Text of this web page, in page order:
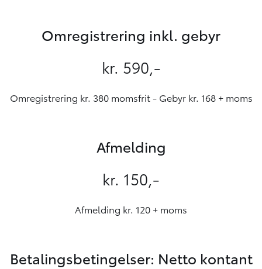
Omregistrering inkl. gebyr
kr. 590,-
Omregistrering kr. 380 momsfrit - Gebyr kr. 168 + moms
Afmelding
kr. 150,-
Afmelding kr. 120 + moms
Betalingsbetingelser: Netto kontant